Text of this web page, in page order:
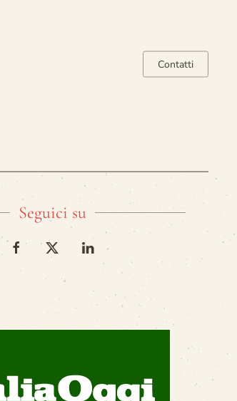
Contatti
Seguici su